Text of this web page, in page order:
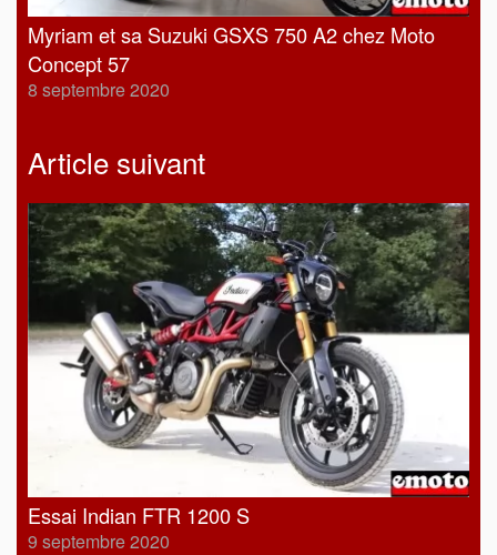
Myriam et sa Suzuki GSXS 750 A2 chez Moto
Concept 57
8 septembre 2020
Article suivant
Essai Indian FTR 1200 S
9 septembre 2020